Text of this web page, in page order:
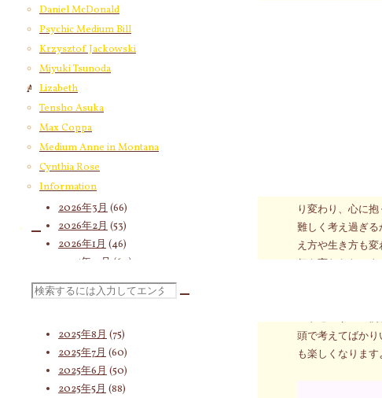
Daniel McDonald
Psychic Medium Bill
Krzysztof Jackowski
Miyuki Tsunoda
Lizabeth
Tensho Asuka
Max Coppa
Medium Anne in Montana
Cynthia Rose
Information
検
り変わり、心に
難しく考え過ぎ
え方や生き方も
何も変わらない
頭で考えてばか
も楽しくなります
Cynthia Rose(4)
Archives
2026年7月
2026年6月(60)
2026年5月
2026年4月
2026年3月 (66)
2026年2月 (53)
2026年1月 (46)
2025年12月 (60)
2025年11月(55)
2025年10月(66)
2025年8月 (75)
2025年7月 (60)
2025年6月 (50)
2025年5月 (88)